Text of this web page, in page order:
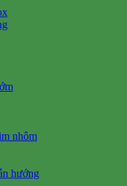
nhôm
hướng